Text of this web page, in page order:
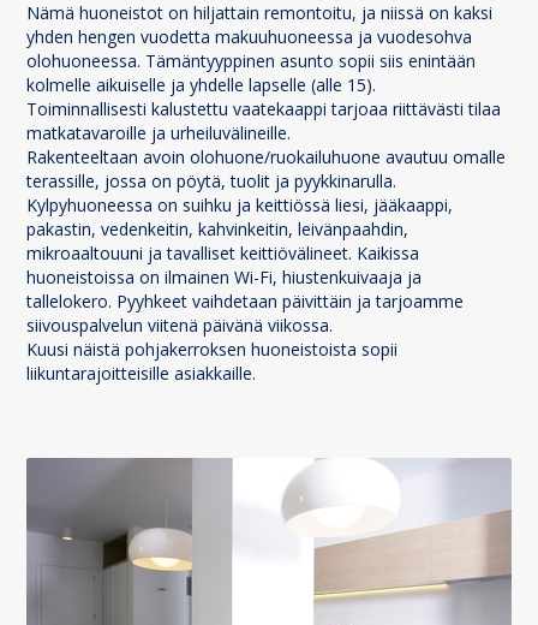
Nämä huoneistot on hiljattain remontoitu, ja niissä on kaksi
yhden hengen vuodetta makuuhuoneessa ja vuodesohva
olohuoneessa. Tämäntyyppinen asunto sopii siis enintään
kolmelle aikuiselle ja yhdelle lapselle (alle 15).
Toiminnallisesti kalustettu vaatekaappi tarjoaa riittävästi tilaa
matkatavaroille ja urheiluvälineille.
Rakenteeltaan avoin olohuone/ruokailuhuone avautuu omalle
terassille, jossa on pöytä, tuolit ja pyykkinarulla.
Kylpyhuoneessa on suihku ja keittiössä liesi, jääkaappi,
pakastin, vedenkeitin, kahvinkeitin, leivänpaahdin,
mikroaaltouuni ja tavalliset keittiövälineet. Kaikissa
huoneistoissa on ilmainen Wi-Fi, hiustenkuivaaja ja
tallelokero. Pyyhkeet vaihdetaan päivittäin ja tarjoamme
siivouspalvelun viitenä päivänä viikossa.
Kuusi näistä pohjakerroksen huoneistoista sopii
liikuntarajoitteisille asiakkaille.